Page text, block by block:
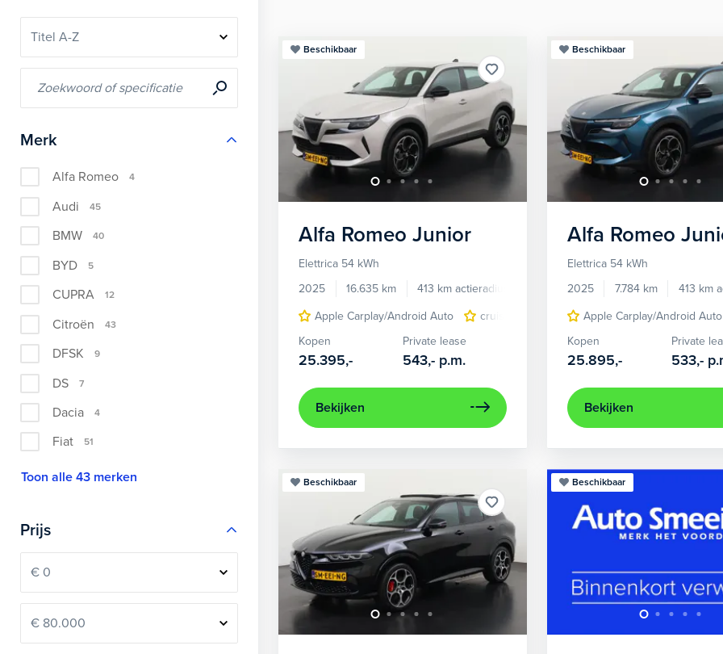
Merk
Alfa Romeo 4
Audi 45
BMW 40
BYD 5
CUPRA 12
Citroën 43
DFSK 9
DS 7
Dacia 4
Fiat 51
Toon alle 43 merken
Prijs
Beschikbaar
Alfa Romeo Junior
Elettrica 54 kWh
2025
16.635 km 413 km actieradius
Elektrisch
Apple Carplay/Android Auto
cruise control adaptief LED koplampen
Kopen
25.395,-
Private lease
543,- p.m.
Bekijken
Beschikbaar
Alfa Romeo
Elettrica 54 kWh
2025
7.784 km 413 km
Apple Carplay/Android Auto
Kopen
25.895,-
Private
533,-
Bekijken
Beschikbaar Beschikbaar